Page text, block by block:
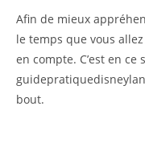
Afin de mieux
le temps que vous
en compte. C’est en ce
bout.